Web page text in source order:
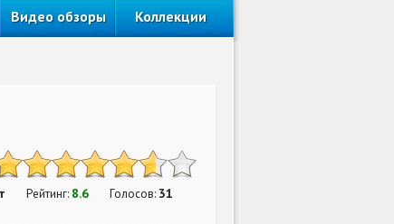
Видео обзоры Коллекции
Рейтинг: 8.6 Голосов: 31